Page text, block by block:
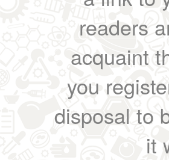
readers
acquaint
you
disposal to
it